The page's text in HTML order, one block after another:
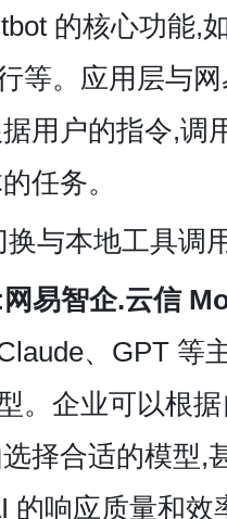
的核心功能,
等。应用层与
用户的指令,调
任务。
与本地工具调
网易智企.云信
、GPT 等
。企业可以根
择合适的模型,
的响应质量和效